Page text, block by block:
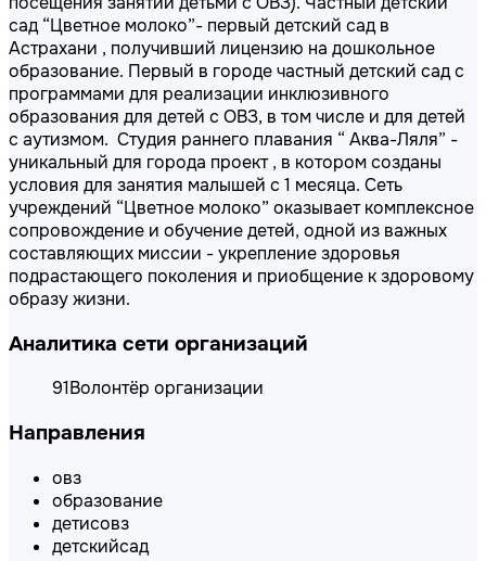
сад “Цветное молоко”- первый детский сад в
Астрахани , получивший лицензию на дошкольное
образование. Первый в городе частный детский сад с
программами для реализации инклюзивного
образования для детей с ОВЗ, в том числе и для детей
с аутизмом. Студия раннего плавания “ Аква-Ляля” -
уникальный для города проект , в котором созданы
условия для занятия малышей с 1 месяца. Сеть
учреждений “Цветное молоко” оказывает комплексное
сопровождение и обучение детей, одной из важных
составляющих миссии - укрепление здоровья
подрастающего поколения и приобщение к здоровому
образу жизни.
Аналитика сети организаций
91Волонтёр организации
Направления
овз
образование
детисовз
детскийсад